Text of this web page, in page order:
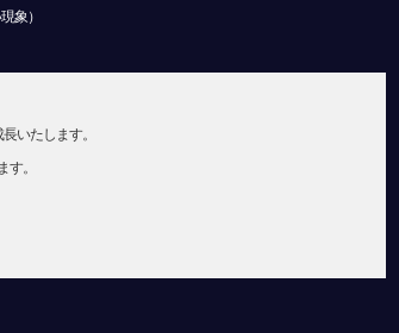
象）
いたします。
。